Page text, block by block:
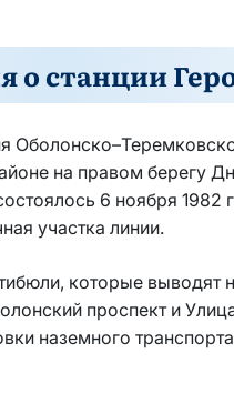
станции
на правом берегу
6 ноября 1982
участка линии.
которые выводят
проспект и
наземного